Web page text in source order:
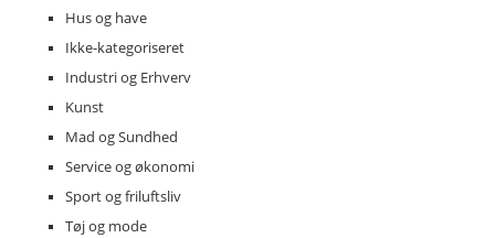
Hus og have
Ikke-kategoriseret
Industri og Erhverv
Kunst
Mad og Sundhed
Service og økonomi
Sport og friluftsliv
Tøj og mode